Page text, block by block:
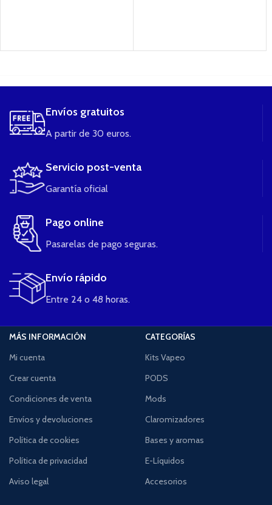
Envíos gratuitos
A partir de 30 euros.
Servicio post-venta
Garantía oficial
Pago online
Pasarelas de pago seguras.
Envío rápido
Entre 24 o 48 horas.
MÁS INFORMACIÓN
Mi cuenta
Crear cuenta
Condiciones de venta
Envíos y devoluciones
Política de cookies
Política de privacidad
Aviso legal
CATEGORÍAS
Kits Vapeo
PODS
Mods
Claromizadores
Bases y aromas
E-Líquidos
Accesorios